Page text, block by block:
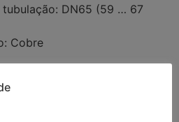
DN65 (59 … 67
Cobre